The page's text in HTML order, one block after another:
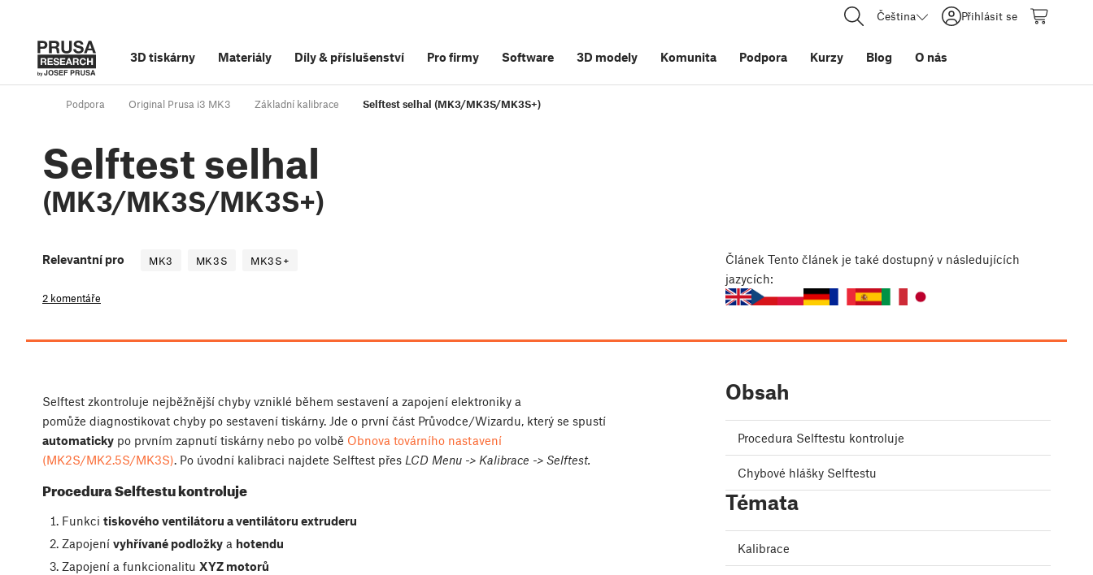
Čeština Přihlásit se
3D tiskárny Materiály Díly& příslušenství Pro firmy Software 3D modely Komunita Podpora Kurzy Blog O nás
Podpora Original Prusa i3 MK3 Základní kalibrace Selftest selhal (MK3/MK3S/MK3S+)
Selftest selhal
(MK3/MK3S/MK3S+)
Relevantní pro MK3 MK3S MK3S+
2 komentáře
Článek Tento článek je také dostupný v následujících
jazycích:
Selftest zkontroluje nejběžnější chyby vzniklé během sestavení a zapojení elektroniky a
pomůže diagnostikovat chyby po sestavení tiskárny. Jde o první část Průvodce/Wizardu, který se spustí
automaticky po prvním zapnutí tiskárny nebo po volbě Obnova továrního nastavení
(MK2S/MK2.5S/MK3S). Po úvodní kalibraci najdete Selftest přes LCD Menu -> Kalibrace -> Selftest.
Procedura Selftestu kontroluje
Funkci tiskového ventilátoru a ventilátoru extruderu
Zapojení vyhřívané podložkya hotendu
Zapojení a funkcionalitu XYZ motorů
Obsah
Procedura Selftestu kontroluje
Chybové hlášky Selftestu
Témata
Kalibrace